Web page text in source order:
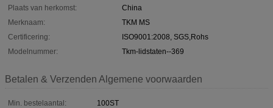
Plaats van herkomst:
China
Merknaam:
TKM MS
Certificering:
ISO9001:2008, SGS,Rohs
Modelnummer:
Tkm-lidstaten--369
Betalen & Verzenden Algemene voorwaarden
Min. bestelaantal:
100ST